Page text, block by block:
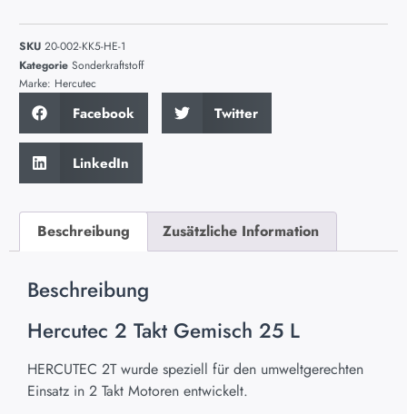
SKU 20-002-KK5-HE-1
Kategorie Sonderkraftstoff
Marke: Hercutec
Facebook Twitter
LinkedIn
Beschreibung Zusätzliche Information
Beschreibung
Hercutec 2 Takt Gemisch 25 L
HERCUTEC 2T wurde speziell für den umweltgerechten
Einsatz in 2 Takt Motoren entwickelt.